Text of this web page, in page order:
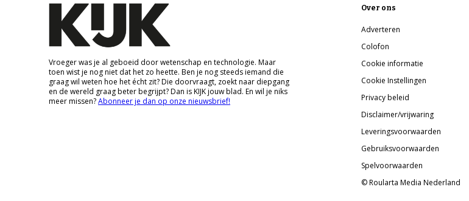
Vroeger was je al geboeid door wetenschap en technologie. Maar
toen wist je nog niet dat het zo heette. Ben je nog steeds iemand die
graag wil weten hoe het écht zit? Die doorvraagt, zoekt naar diepgang
en de wereld graag beter begrijpt? Dan is KIJK jouw blad. En wil je niks
meer missen?Abonneer je dan op onze nieuwsbrief!
Over ons
Adverteren
Colofon
Cookie informatie
Cookie Instellingen
Privacy beleid
Disclaimer/vrijwaring
Leveringsvoorwaarden
Gebruiksvoorwaarden
Spelvoorwaarden
© Roularta Media Nederland